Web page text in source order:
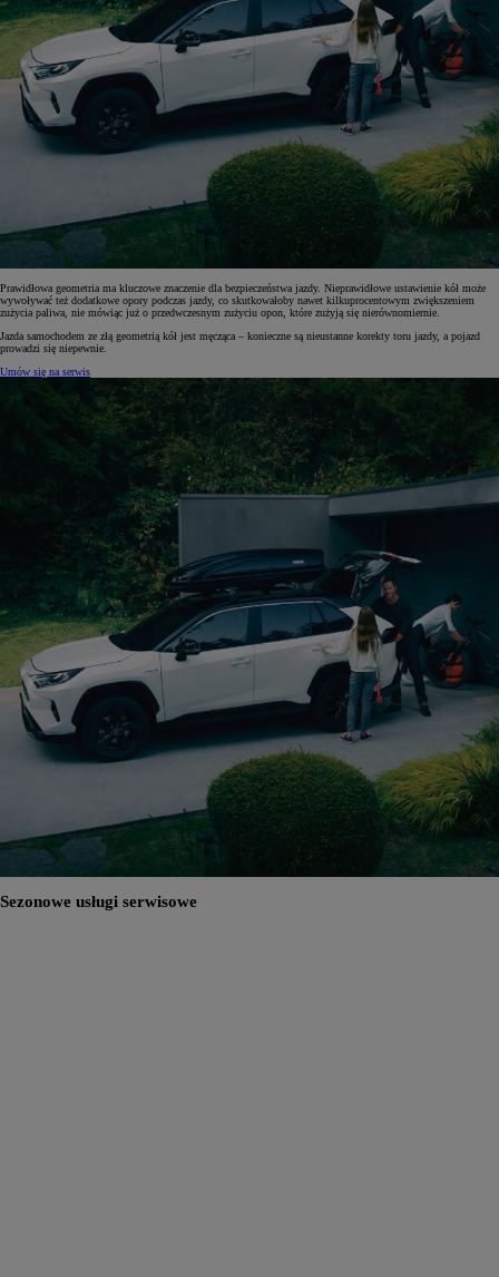
Prawidłowa geometria ma kluczowe znaczenie dla bezpieczeństwa jazdy. Nieprawidłowe ustawienie kół może
wywoływać też dodatkowe opory podczas jazdy, co skutkowałoby nawet kilkuprocentowym zwiększeniem
zużycia paliwa, nie mówiąc już o przedwczesnym zużyciu opon, które zużyją się nierównomiernie.
Jazda samochodem ze złą geometrią kół jest męcząca – konieczne są nieustanne korekty toru jazdy, a pojazd
prowadzi się niepewnie.
Umów się na serwis
Sezonowe usługi serwisowe